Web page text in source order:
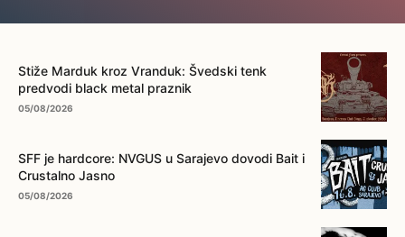
Stiže Marduk kroz Vranduk: Švedski tenk
predvodi black metal praznik
05/08/2026
SFF je hardcore: NVGUS u Sarajevo dovodi Bait i
Crustalno Jasno
05/08/2026